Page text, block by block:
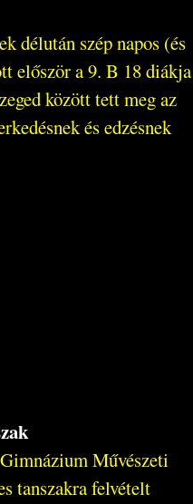
délután szép napos (és
először a 9. B 18 diákja
között tett meg az
és edzésnek
Művészeti
tanszakra felvételt